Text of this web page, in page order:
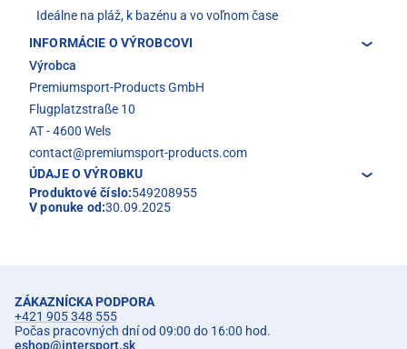
Ideálne na pláž, k bazénu a vo voľnom čase
INFORMÁCIE O VÝROBCOVI
Výrobca
Premiumsport-Products GmbH
Flugplatzstraße 10
AT - 4600 Wels
contact@premiumsport-products.com
ÚDAJE O VÝROBKU
Produktové číslo:549208955
V ponuke od:30.09.2025
ZÁKAZNÍCKA PODPORA
+421 905 348 555
Počas pracovných dní od 09:00 do 16:00 hod.
eshop@intersport.sk